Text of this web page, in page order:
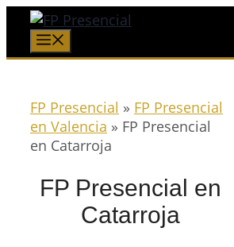
Saltar
contenido
FP Presencial » FP Presencial
en Valencia » FP Presencial
en Catarroja
FP Presencial en
Catarroja